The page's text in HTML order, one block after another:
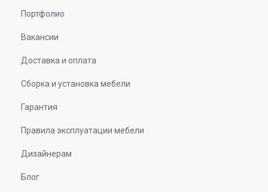
Портфолио
Вакансии
Доставка и оплата
Сборка и установка мебели
Гарантия
Правила эксплуатации мебели
Дизайнерам
Блог